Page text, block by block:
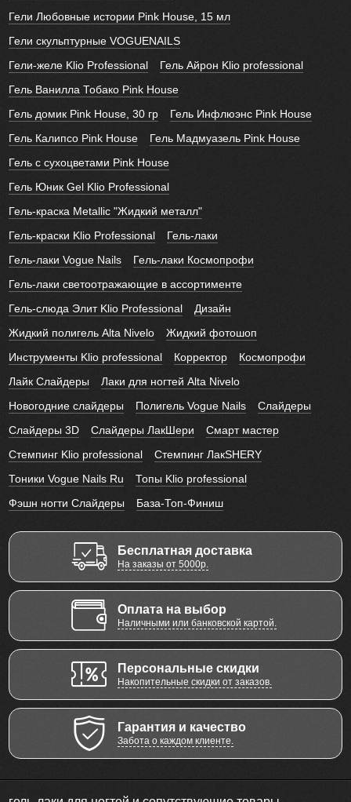
Гели Любовные истории Pink House, 15 мл
Гели скульптурные VOGUENAILS
Гели-желе Klio Professional
Гель Айрон Klio professional
Гель Ванилла Тобако Pink House
Гель домик Pink House, 30 гр
Гель Инфлюэнс Pink House
Гель Калипсо Pink House
Гель Мадмуазель Pink House
Гель с сухоцветами Pink House
Гель Юник Gel Klio Professional
Гель-краска Metallic "Жидкий металл"
Гель-краски Klio Professional
Гель-лаки
Гель-лаки Vogue Nails
Гель-лаки Космопрофи
Гель-лаки светоотражающие в ассортименте
Гель-слюда Элит Klio Professional
Дизайн
Жидкий полигель Alta Nivelo
Жидкий фотошоп
Инструменты Klio professional
Корректор
Космопрофи
Лайк Слайдеры
Лаки для ногтей Alta Nivelo
Новогодние слайдеры
Полигель Vogue Nails
Слайдеры
Слайдеры 3D
Слайдеры ЛакШери
Смарт мастер
Стемпинг Klio professional
Стемпинг ЛакSHERY
Тоники Vogue Nails Ru
Топы Klio professional
Фэшн ногти Слайдеры
База-Топ-Финиш
Бесплатная доставка
На заказы от 5000р.
Оплата на выбор
Наличными или банковской картой.
Персональные скидки
Накопительные скидки от заказов.
Гарантия и качество
Забота о каждом клиенте.